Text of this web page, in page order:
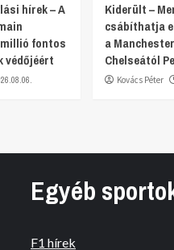
hírek – A
fontos
védőjéért
Kiderült –
csábíthatja
a
Chelseától
Kovács Péter
Egyéb
F1 hírek